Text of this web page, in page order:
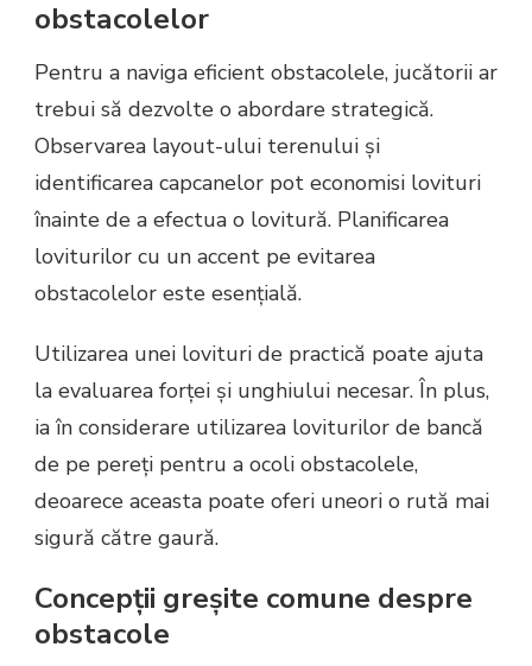
obstacolelor
Pentru a naviga eficient obstacolele, jucătorii ar
trebui să dezvolte o abordare strategică.
Observarea layout-ului terenului și
identificarea capcanelor pot economisi lovituri
înainte de a efectua o lovitură. Planificarea
loviturilor cu un accent pe evitarea
obstacolelor este esențială.
Utilizarea unei lovituri de practică poate ajuta
la evaluarea forței și unghiului necesar. În plus,
ia în considerare utilizarea loviturilor de bancă
de pe pereți pentru a ocoli obstacolele,
deoarece aceasta poate oferi uneori o rută mai
sigură către gaură.
Concepții greșite comune despre
obstacole